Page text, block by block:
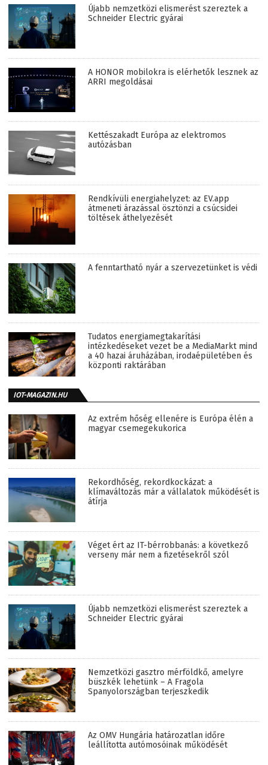
Újabb nemzetközi elismerést szereztek a
Schneider Electric gyárai
A HONOR mobilokra is elérhetők lesznek az
ARRI megoldásai
Kettészakadt Európa az elektromos
autózásban
Rendkívüli energiahelyzet: az EV.app
átmeneti árazással ösztönzi a csúcsidei
töltések áthelyezését
A fenntartható nyár a szervezetünket is védi
Tudatos energiamegtakarítási
intézkedéseket vezet be a MediaMarkt mind
a 40 hazai áruházában, irodaépületében és
központi raktárában
IOT-MAGAZIN.HU
Az extrém hőség ellenére is Európa élén a
magyar csemegekukorica
Rekordhőség, rekordkockázat: a
klímaváltozás már a vállalatok működését is
átírja
Véget ért az IT-bérrobbanás: a következő
verseny már nem a fizetésekről szól
Újabb nemzetközi elismerést szereztek a
Schneider Electric gyárai
Nemzetközi gasztro mérföldkő, amelyre
büszkék lehetünk – A Fragola
Spanyolországban terjeszkedik
Az OMV Hungária határozatlan időre
leállította autómosóinak működését